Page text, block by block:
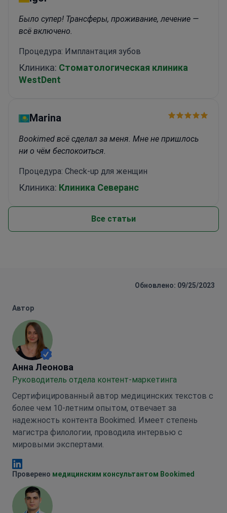
Было супер! Трансферы, проживание, лечение —
всё включено.
Процедура: Имплантация зубов
Клиника: Стоматологическая клиника
WestDent
Marina
Bookimed всё сделал за меня. Мне не пришлось
ни о чём беспокоиться.
Процедура: Check-up для женщин
Клиника: Клиника Северанс
Все статьи
Обновлено: 09/25/2023
Автор
Анна Леонова
Анна Леонова
Руководитель отдела контент-маркетинга
Сертифицированный автор медицинских текстов с
более чем 10-летним опытом, отвечает за
надежность контента Bookimed. Имеет степень
магистра филологии, проводила интервью с
мировыми экспертами.
Анна Леонова Linkedin
Проверено медицинским консультантом Bookimed